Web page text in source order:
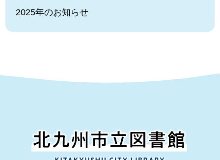
2025年のお知らせ